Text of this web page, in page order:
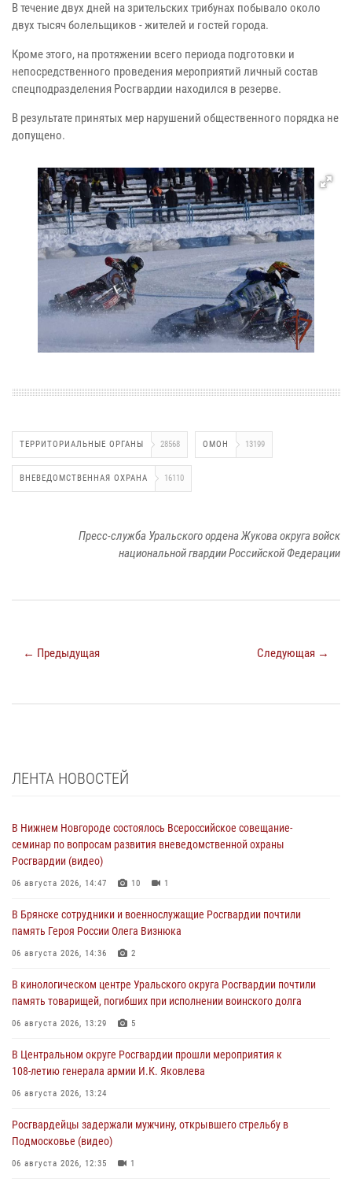
В течение двух дней на зрительских трибунах побывало около
двух тысяч болельщиков - жителей и гостей города.
Кроме этого, на протяжении всего периода подготовки и
непосредственного проведения мероприятий личный состав
спецподразделения Росгвардии находился в резерве.
В результате принятых мер нарушений общественного порядка не
допущено.
ТЕРРИТОРИАЛЬНЫЕ ОРГАНЫ 28568 ОМОН 13199
ВНЕВЕДОМСТВЕННАЯ ОХРАНА 16110
Пресс-служба Уральского ордена Жукова округа войск
национальной гвардии Российской Федерации
← Предыдущая Следующая →
ЛЕНТА НОВОСТЕЙ
В Нижнем Новгороде состоялось Всероссийское совещание-
семинар по вопросам развития вневедомственной охраны
Росгвардии (видео)
06 августа 2026, 14:47 10 1
В Брянске сотрудники и военнослужащие Росгвардии почтили
память Героя России Олега Визнюка
06 августа 2026, 14:36 2
В кинологическом центре Уральского округа Росгвардии почтили
память товарищей, погибших при исполнении воинского долга
06 августа 2026, 13:29 5
В Центральном округе Росгвардии прошли мероприятия к
108‑летию генерала армии И.К. Яковлева
06 августа 2026, 13:24
Росгвардейцы задержали мужчину, открывшего стрельбу в
Подмосковье (видео)
06 августа 2026, 12:35 1